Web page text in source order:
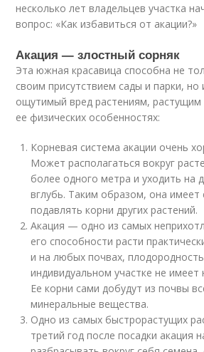
несколько лет владельцев участка
вопрос: «Как избавиться от акации?»
Акация — злостный сорняк
Эта южная красавица способна не
своим присутствием сады и парки,
ощутимый вред растениям,
ее физических особенностях:
Корневая система акации очень
Может располагаться вокруг
более одного метра и уходить на
вглубь. Таким образом, она имеет
подавлять корни других растений.
Акация — одно из самых
его способности расти
и на любых почвах, плодородность
индивидуальном участке не имеет
Ее корни сами добудут из почвы
минеральные вещества.
Одно из самых быстрорастущих
третий год после посадки акация